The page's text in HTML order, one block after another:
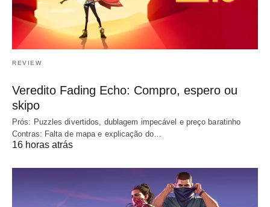
REVIEW
Veredito Fading Echo: Compro, espero ou
skipo
Prós: Puzzles divertidos, dublagem impecável e preço baratinho
Contras: Falta de mapa e explicação do…
16 horas atrás